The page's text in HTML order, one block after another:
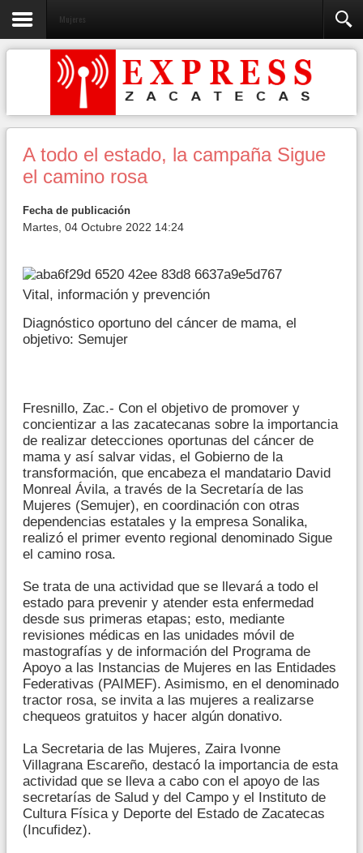
Mujeres
A todo el estado, la campaña Sigue
el camino rosa
Fecha de publicación
Martes, 04 Octubre 2022 14:24
Vital, información y prevención
Diagnóstico oportuno del cáncer de mama, el
objetivo: Semujer
Fresnillo, Zac.- Con el objetivo de promover y
concientizar a las zacatecanas sobre la importancia
de realizar detecciones oportunas del cáncer de
mama y así salvar vidas, el Gobierno de la
transformación, que encabeza el mandatario David
Monreal Ávila, a través de la Secretaría de las
Mujeres (Semujer), en coordinación con otras
dependencias estatales y la empresa Sonalika,
realizó el primer evento regional denominado Sigue
el camino rosa.
Se trata de una actividad que se llevará a todo el
estado para prevenir y atender esta enfermedad
desde sus primeras etapas; esto, mediante
revisiones médicas en las unidades móvil de
mastografías y de información del Programa de
Apoyo a las Instancias de Mujeres en las Entidades
Federativas (PAIMEF). Asimismo, en el denominado
tractor rosa, se invita a las mujeres a realizarse
chequeos gratuitos y hacer algún donativo.
La Secretaria de las Mujeres, Zaira Ivonne
Villagrana Escareño, destacó la importancia de esta
actividad que se lleva a cabo con el apoyo de las
secretarías de Salud y del Campo y el Instituto de
Cultura Física y Deporte del Estado de Zacatecas
(Incufidez).